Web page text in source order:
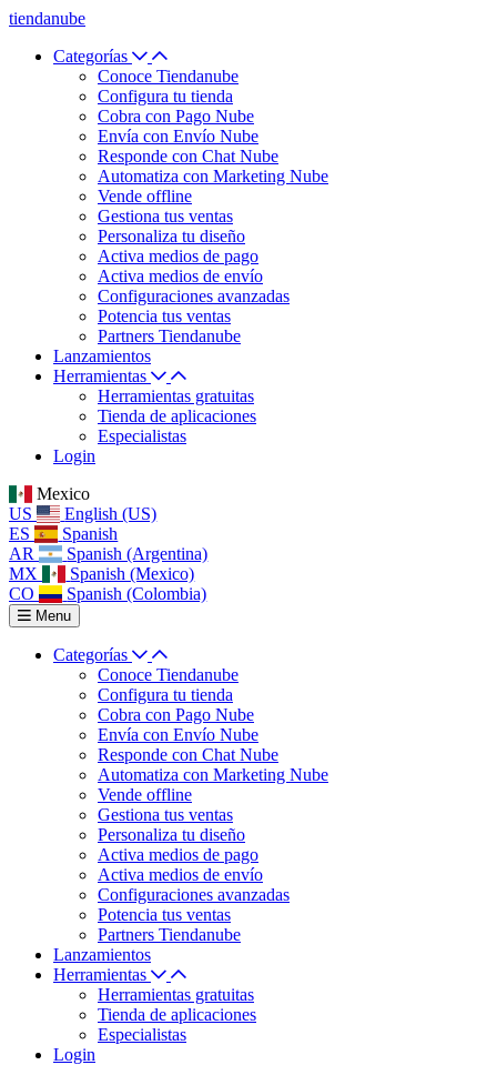
tiendanube
Categorías
Conoce Tiendanube
Configura tu tienda
Cobra con Pago Nube
Envía con Envío Nube
Responde con Chat Nube
Automatiza con Marketing Nube
Vende offline
Gestiona tus ventas
Personaliza tu diseño
Activa medios de pago
Activa medios de envío
Configuraciones avanzadas
Potencia tus ventas
Partners Tiendanube
Lanzamientos
Herramientas
Herramientas gratuitas
Tienda de aplicaciones
Especialistas
Login
Mexico
US
English (US)
ES
Spanish
AR
Spanish (Argentina)
MX
Spanish (Mexico)
CO
Spanish (Colombia)
Menu
Categorías
Conoce Tiendanube
Configura tu tienda
Cobra con Pago Nube
Envía con Envío Nube
Responde con Chat Nube
Automatiza con Marketing Nube
Vende offline
Gestiona tus ventas
Personaliza tu diseño
Activa medios de pago
Activa medios de envío
Configuraciones avanzadas
Potencia tus ventas
Partners Tiendanube
Lanzamientos
Herramientas
Herramientas gratuitas
Tienda de aplicaciones
Especialistas
Login